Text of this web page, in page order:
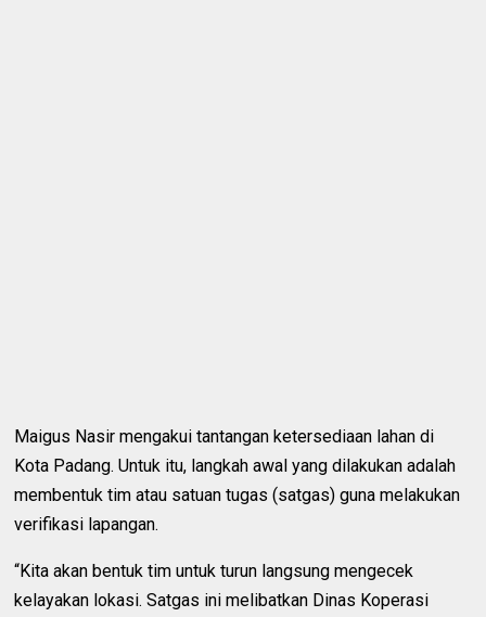
Maigus Nasir mengakui tantangan ketersediaan lahan di
Kota Padang. Untuk itu, langkah awal yang dilakukan adalah
membentuk tim atau satuan tugas (satgas) guna melakukan
verifikasi lapangan.
“Kita akan bentuk tim untuk turun langsung mengecek
kelayakan lokasi. Satgas ini melibatkan Dinas Koperasi